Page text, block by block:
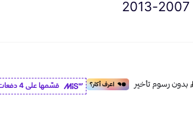
قسّمها على 4 دفعات ابتداء من